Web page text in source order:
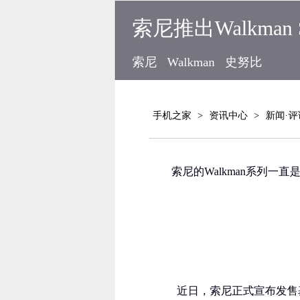
索尼推出
索尼 Walkman 史努比
手机之家 > 资讯中心 > 新闻·
索尼的Walkman系列一直
近日，索尼正式宣布发